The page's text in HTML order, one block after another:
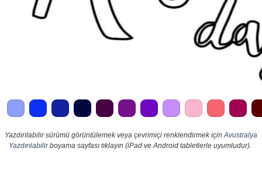
Yazdırılabilir sürümü görüntülemek veya çevrimiçi renklendirmek için Avustralya
Yazdırılabilirboyama sayfası tıklayın (iPad ve Android tabletlerle uyumludur).